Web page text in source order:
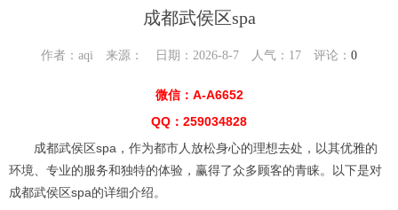
成都武侯区spa
作者：aqi 来源： 日期：2026-8-7 人气： 17 评论： 0
微信：A-A6652
QQ：259034828
成都武侯区spa，作为都市人放松身心的理想去处，以其优雅的
环境、专业的服务和独特的体验，赢得了众多顾客的青睐。以下是对
成都武侯区spa的详细介绍。